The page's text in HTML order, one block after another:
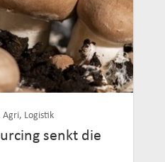
Agri, Logistik
senkt die